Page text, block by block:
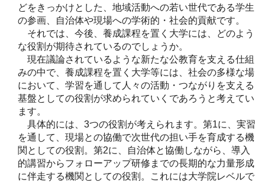
どをきっかけとした、地域活動への若い世代である学生
の参画、自治体や現場への学術的・社会的貢献です。
それでは、今後、養成課程を置く大学には、どのよう
な役割が期待されているのでしょうか。
現在議論されているような新たな公教育を支える仕組
みの中で、養成課程を置く大学等には、社会の多様な場
において、学習を通して人々の活動・つながりを支える
基盤としての役割が求められていくであろうと考えてい
ます。
具体的には、3つの役割が考えられます。第1に、実習
を通して、現場との協働で次世代の担い手を育成する機
関としての役割。第2に、自治体と協働しながら、導入
的講習からフォローアップ研修までの長期的な力量形成
に伴走する機関としての役割。これには大学院レベルで